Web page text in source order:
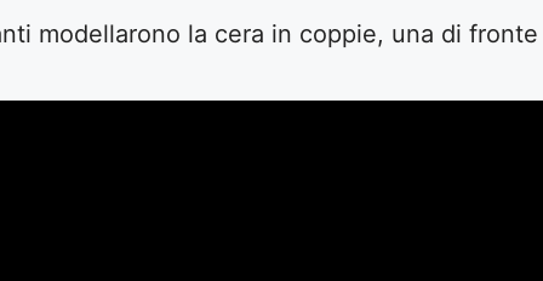
modellarono la cera in coppie, una di fronte